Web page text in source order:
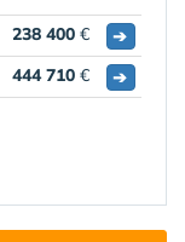
238 400 €
➔
444 710 € ➔